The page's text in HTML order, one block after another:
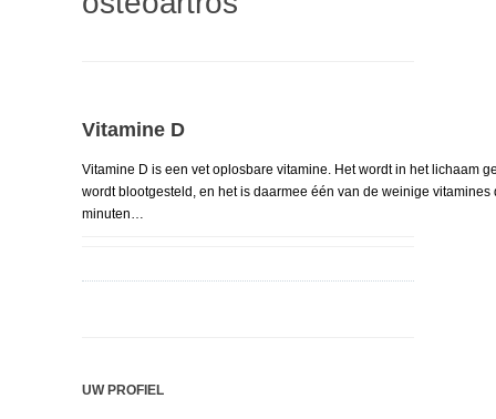
Vitamine D
Vitamine D is een vet oplosbare vitamine. Het wordt in het lichaam
wordt blootgesteld, en het is daarmee één van de weinige
minuten…
UW PROFIEL